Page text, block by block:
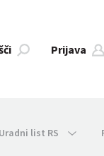
Prijava
list RS